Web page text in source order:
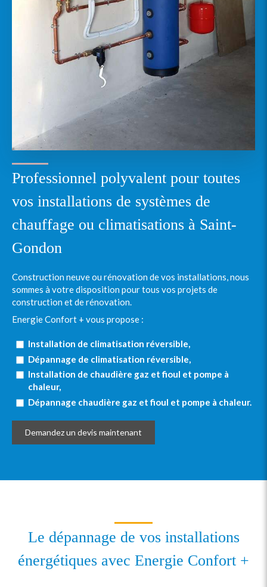
Professionnel polyvalent pour toutes
vos installations de systèmes de
chauffage ou climatisations à Saint-
Gondon
Construction neuve ou rénovation de vos installations, nous
sommes à votre disposition pour tous vos projets de
construction et de rénovation.
Energie Confort + vous propose :
Installation de climatisation réversible,
Dépannage de climatisation réversible,
Installation de chaudière gaz et fioul et pompe à
chaleur,
Dépannage chaudière gaz et fioul et pompe à chaleur.
Demandez un devis maintenant
Le dépannage de vos installations
énergétiques avec Energie Confort +